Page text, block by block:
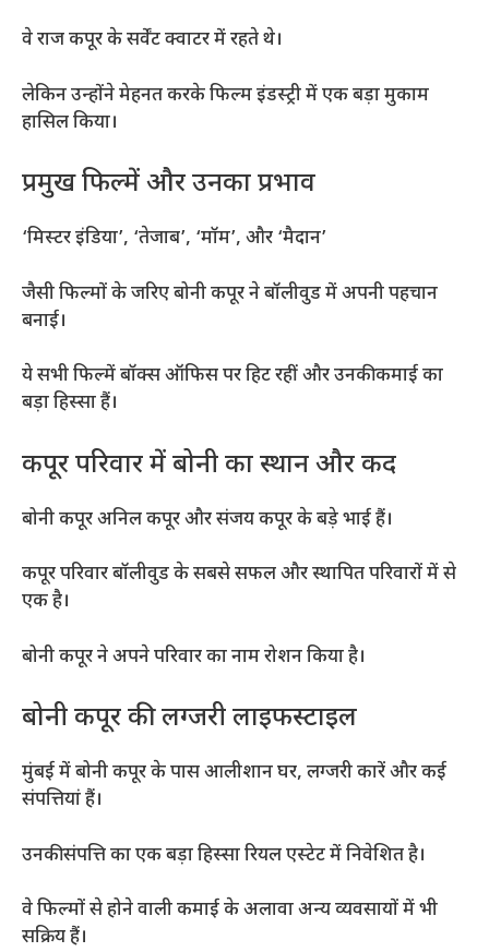
वे राज कपूर के सर्वेंट क्वाटर में रहते थे।
लेकिन उन्होंने मेहनत करके फिल्म इंडस्ट्री में एक बड़ा मुकाम
हासिल किया।
प्रमुख फिल्में और उनका प्रभाव
‘मिस्टर इंडिया’, ‘तेजाब’, ‘मॉम’, और ‘मैदान’
जैसी फिल्मों के जरिए बोनी कपूर ने बॉलीवुड में अपनी पहचान
बनाई।
ये सभी फिल्में बॉक्स ऑफिस पर हिट रहीं और उनकी कमाई का
बड़ा हिस्सा हैं।
कपूर परिवार में बोनी का स्थान और कद
बोनी कपूर अनिल कपूर और संजय कपूर के बड़े भाई हैं।
कपूर परिवार बॉलीवुड के सबसे सफल और स्थापित परिवारों में से
एक है।
बोनी कपूर ने अपने परिवार का नाम रोशन किया है।
बोनी कपूर की लग्जरी लाइफस्टाइल
मुंबई में बोनी कपूर के पास आलीशान घर, लग्जरी कारें और कई
संपत्तियां हैं।
उनकी संपत्ति का एक बड़ा हिस्सा रियल एस्टेट में निवेशित है।
वे फिल्मों से होने वाली कमाई के अलावा अन्य व्यवसायों में भी
सक्रिय हैं।